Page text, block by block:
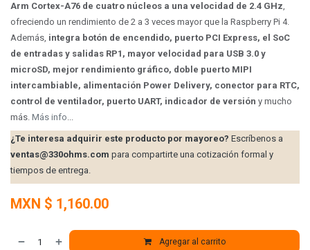
Arm Cortex-A76 de cuatro núcleos a una velocidad de 2.4 GHz,
ofreciendo un rendimiento de 2 a 3 veces mayor que la Raspberry Pi 4.
Además, integra botón de encendido, puerto PCI Express, el SoC
de entradas y salidas RP1, mayor velocidad para USB 3.0 y
microSD, mejor rendimiento gráfico, doble puerto MIPI
intercambiable, alimentación Power Delivery, conector para RTC,
control de ventilador, puerto UART, indicador de versión y mucho
más. Más info...
¿Te interesa adquirir este producto por mayoreo? Escríbenos a
ventas@330ohms.com para compartirte una cotización formal y
tiempos de entrega.
MXN $ 1,160.00
Agregar al carrito